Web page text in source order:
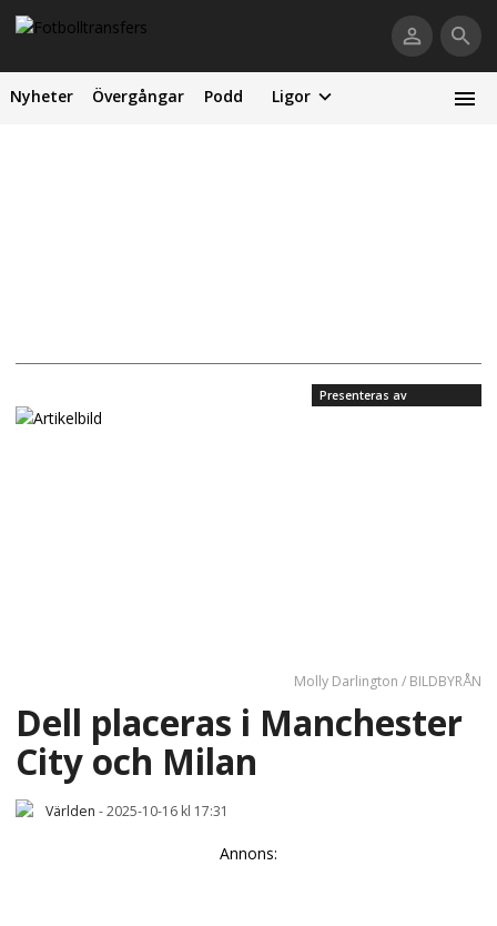
Nyheter Övergångar Podd Ligor
Presenteras av
Molly Darlington / BILDBYRÅN
Dell placeras i Manchester
City och Milan
Världen -2025-10-16 kl 17:31
Annons: